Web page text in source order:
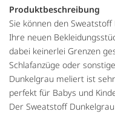
Produktbeschreibung
Sie können den
Ihre neuen
dabei keinerlei Grenzen
Schlafanzüge oder
Dunkelgrau meliert ist
perfekt für Babys und
Der Sweatstoff